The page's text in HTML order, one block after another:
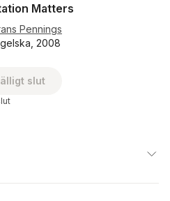
Matters
Pennings
2008
slut